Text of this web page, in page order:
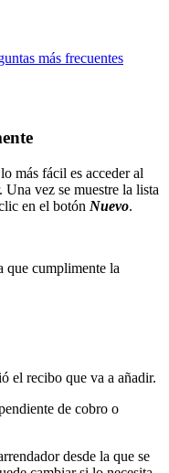
más frecuentes‎
más fácil es acceder al
vez se muestre la lista
en el botón Nuevo.
que cumplimente la
el recibo que va a añadir.
de cobro o
desde la que se